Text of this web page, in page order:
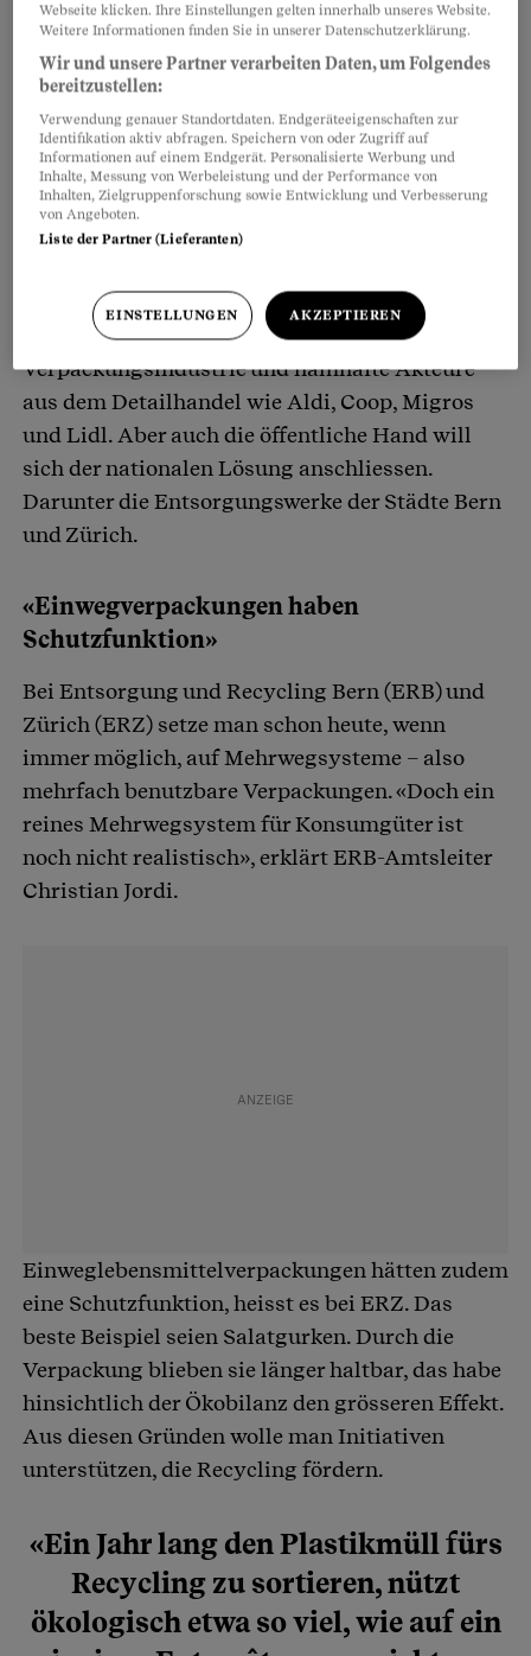
Hinter demVereinstehen Firmen aus der
Verpackungsindustrie und namhafte Akteure
aus dem Detailhandel wie Aldi, Coop, Migros
und Lidl. Aber auch die öffentliche Hand will
sich der nationalen Lösung anschliessen.
Darunter die Entsorgungswerke der Städte Bern
und Zürich.
«Einwegverpackungen haben
Schutzfunktion»
Bei Entsorgung und Recycling Bern (ERB) und
Zürich (ERZ) setze man schon heute, wenn
immer möglich, auf Mehrwegsysteme – also
mehrfach benutzbare Verpackungen. «Doch ein
reines Mehrwegsystem für Konsumgüter ist
noch nicht realistisch», erklärt ERB-Amtsleiter
Christian Jordi.
Einweglebensmittelverpackungen hätten zudem
eine Schutzfunktion, heisst es bei ERZ. Das
beste Beispiel seien Salatgurken. Durch die
Verpackung blieben sie länger haltbar, das habe
hinsichtlich der Ökobilanz den grösseren Effekt.
Aus diesen Gründen wolle man Initiativen
unterstützen, die Recycling fördern.
«Ein Jahr lang den Plastikmüll fürs
Recycling zu sortieren, nützt
ökologisch etwa so viel, wie auf ein
Webseite klicken. Ihre Einstellungen gelten innerhalb unseres Website.
Weitere Informationen finden Sie in unserer Datenschutzerklärung.
Wir und unsere Partner verarbeiten Daten, um Folgendes
bereitzustellen:
Verwendung genauer Standortdaten. Endgeräteeigenschaften zur
Identifikation aktiv abfragen. Speichern von oder Zugriff auf
Informationen auf einem Endgerät. Personalisierte Werbung und
Inhalte, Messung von Werbeleistung und der Performance von
Inhalten, Zielgruppenforschung sowie Entwicklung und Verbesserung
von Angeboten.
Liste der Partner (Lieferanten)
EINSTELLUNGEN AKZEPTIEREN